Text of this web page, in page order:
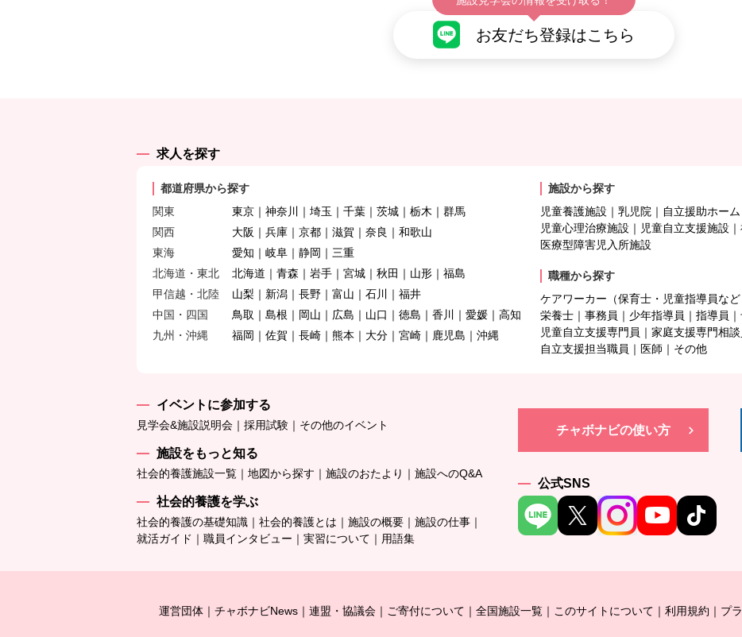
お友だち登録はこちら
求人を探す
都道府県から探す
関東
東京 神奈川 埼玉 千葉 茨城 栃木
群馬
関西
大阪 兵庫 京都 滋賀 奈良
和歌山
東海
愛知 岐阜 静岡
三重
北海道・東北
北海道 青森 岩手 宮城 秋田 山形
福島
甲信越・北陸
山梨 新潟 長野 富山 石川
福井
中国・四国
鳥取 島根 岡山 広島 山口 徳島 香川 愛媛
高知
九州・沖縄
福岡 佐賀 長崎 熊本 大分 宮崎 鹿児島 沖縄
施設から探す
児童養護施設
乳児院 自立援助ホーム
児童心理治療施設
児童自立支援施設
医療型障害児入所施設
職種から探す
ケアワーカー（保育士・児童指導員など
栄養士
事務員 少年指導員 指導員
児童自立支援専門員
家庭支援専門相談
自立支援担当職員
医師 その他
イベントに参加する
見学会&施設説明会 採用試験 その他のイベント
施設をもっと知る
社会的養護施設一覧 地図から探す 施設のおたより 施設へのQ&A
社会的養護を学ぶ
社会的養護の基礎知識 社会的養護とは 施設の概要
施設の仕事
就活ガイド
職員インタビュー 実習について 用語集
チャボナビの使い方
公式SNS
運営団体 チャボナビNews 連盟・協議会 ご寄付について 全国施設一覧 このサイトについて 利用規約 プ